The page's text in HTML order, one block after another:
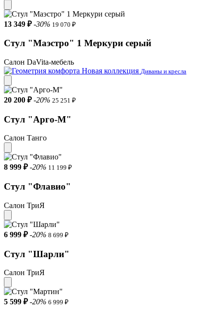
13 349 ₽ -30% 19 070 ₽
Стул "Маэстро" 1 Меркури серый
Салон DaVita-мебель
Новая коллекция Диваны и кресла
20 200 ₽ -20% 25 251 ₽
Стул "Арго-М"
Салон Танго
8 999 ₽ -20% 11 199 ₽
Стул "Флавио"
Салон ТриЯ
6 999 ₽ -20% 8 699 ₽
Стул "Шарли"
Салон ТриЯ
5 599 ₽ -20% 6 999 ₽